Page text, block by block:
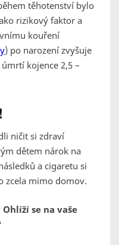
těhotenství bylo
rizikový faktor a
kouření
) po narození zvyšuje
kojence 2,5 –
ničit si zdraví
dětem nárok na
a cigaretu si
zcela mimo domov.
se na vaše